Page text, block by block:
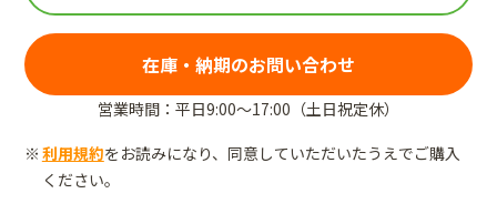
在庫・納期のお問い合わせ
営業時間：平日9:00～17:00（土日祝定休）
利用規約をお読みになり、同意していただいたうえでご購入
ください。